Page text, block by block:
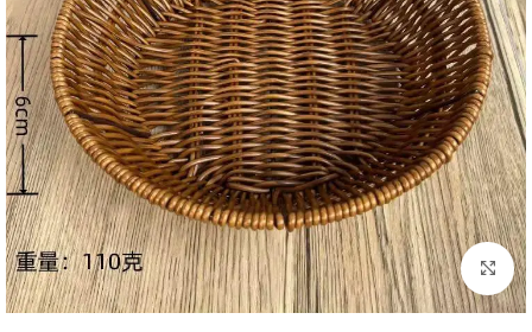
Click to enlarge